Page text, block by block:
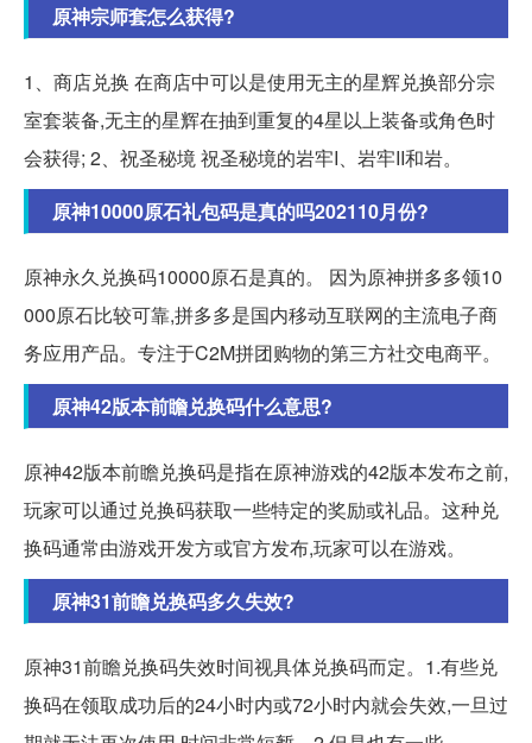
原神宗师套怎么获得?
1、商店兑换 在商店中可以是使用无主的星辉兑换部分宗
室套装备,无主的星辉在抽到重复的4星以上装备或角色时
会获得; 2、祝圣秘境 祝圣秘境的岩牢I、岩牢II和岩。
原神10000原石礼包码是真的吗202110月份?
原神永久兑换码10000原石是真的。 因为原神拼多多领10
000原石比较可靠,拼多多是国内移动互联网的主流电子商
务应用产品。专注于C2M拼团购物的第三方社交电商平。
原神42版本前瞻兑换码什么意思?
原神42版本前瞻兑换码是指在原神游戏的42版本发布之前,
玩家可以通过兑换码获取一些特定的奖励或礼品。这种兑
换码通常由游戏开发方或官方发布,玩家可以在游戏。
原神31前瞻兑换码多久失效?
原神31前瞻兑换码失效时间视具体兑换码而定。1.有些兑
换码在领取成功后的24小时内或72小时内就会失效,一旦过